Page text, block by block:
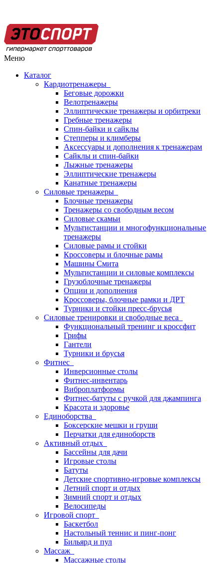
Меню
Каталог
Кардиотренажеры
Беговые дорожки
Велотренажеры
Эллиптические тренажеры и орбитреки
Гребные тренажеры
Спин-байки и сайклы
Степперы и климберы
Аксессуары и дополнения к тренажерам
Сайклы и спин-байки
Лыжные тренажеры
Эллиптические тренажеры
Канатные тренажеры
Силовые тренажеры
Блочные тренажеры
Тренажеры со свободным весом
Силовые скамьи
Мультистанции и многофункциональные
тренажеры
Силовые рамы и стойки
Кроссоверы и блочные рамы
Машины Смита
Мультистанции и силовые комплексы
Грузоблочные тренажеры
Опции и дополнения
Кроссоверы, блочные рамки и ДРТ
Турники и стойки пресс-брусья
Силовые тренировки и свободные веса
Функциональный тренинг и кроссфит
Грифы
Гантели
Турники и брусья
Фитнес
Инверсионные столы
Фитнес-инвентарь
Виброплатформы
Фитнес-батуты с ручкой для джампинга
Красота и здоровье
Единоборства
Боксерские мешки и груши
Перчатки для единоборств
Активный отдых
Бассейны для дачи
Игровые столы
Батуты
Детские спортивно-игровые комплексы
Летний спорт и отдых
Зимний спорт и отдых
Велосипеды
Игровой спорт
Баскетбол
Настольный теннис и пинг-понг
Бильярд и пул
Массаж
Массажные столы